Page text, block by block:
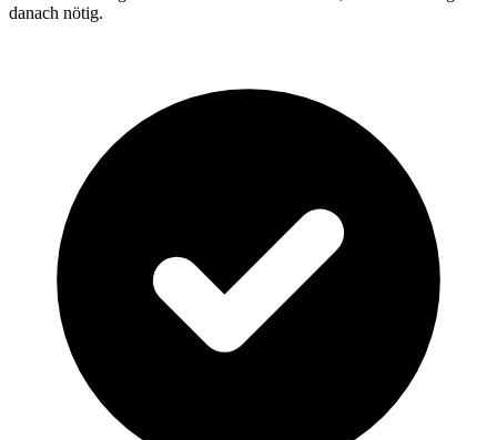
danach nötig.